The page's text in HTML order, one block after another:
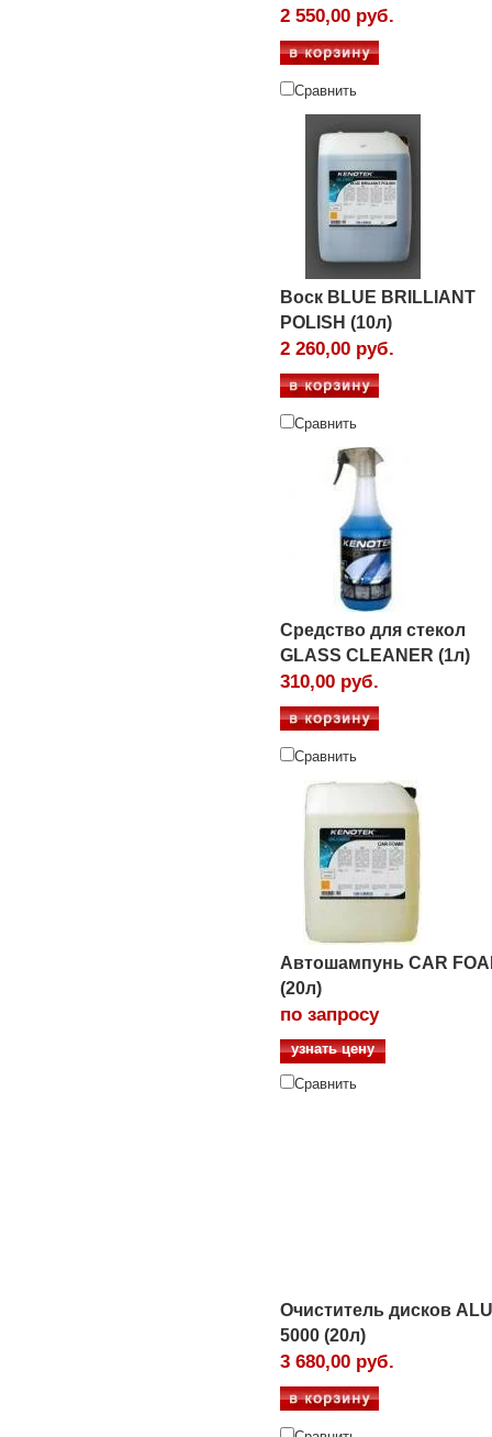
2 550,00 руб.
Сравнить
Воск BLUE BRILLIANT
POLISH (10л)
2 260,00 руб.
Сравнить
Средство для стекол
GLASS CLEANER (1л)
310,00 руб.
Сравнить
Автошампунь CAR
(20л)
по запросу
узнать цену
Сравнить
Очиститель дисков ALU
5000 (20л)
3 680,00 руб.